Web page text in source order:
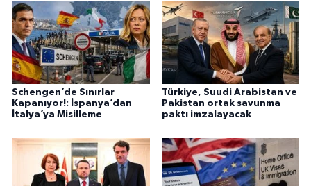
Schengen’de Sınırlar
Kapanıyor!: İspanya’dan
İtalya’ya Misilleme
Türkiye, Suudi Arabistan ve
Pakistan ortak savunma
paktı imzalayacak